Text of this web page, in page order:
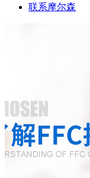
联系摩尔森